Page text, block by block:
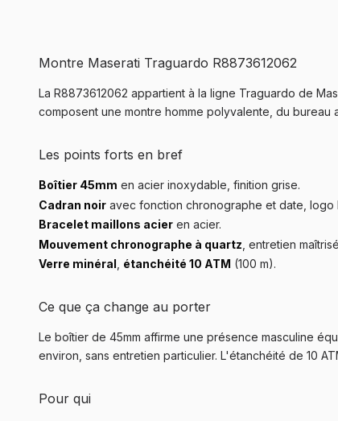
Montre Maserati Traguardo R8873612062
La R8873612062 appartient à la ligne Traguardo de
composent une montre homme polyvalente, du bureau
Les points forts en bref
Boîtier 45mm en acier inoxydable, finition grise.
Cadran noir avec fonction chronographe et date, logo
Bracelet maillons acier en acier.
Mouvement chronographe à quartz , entretien
Verre minéral étanchéité 10 ATM (100 m).
Ce que ça change au porter
Le boîtier de 45mm affirme une présence masculine
environ, sans entretien particulier. L'étanchéité de 10
Pour qui